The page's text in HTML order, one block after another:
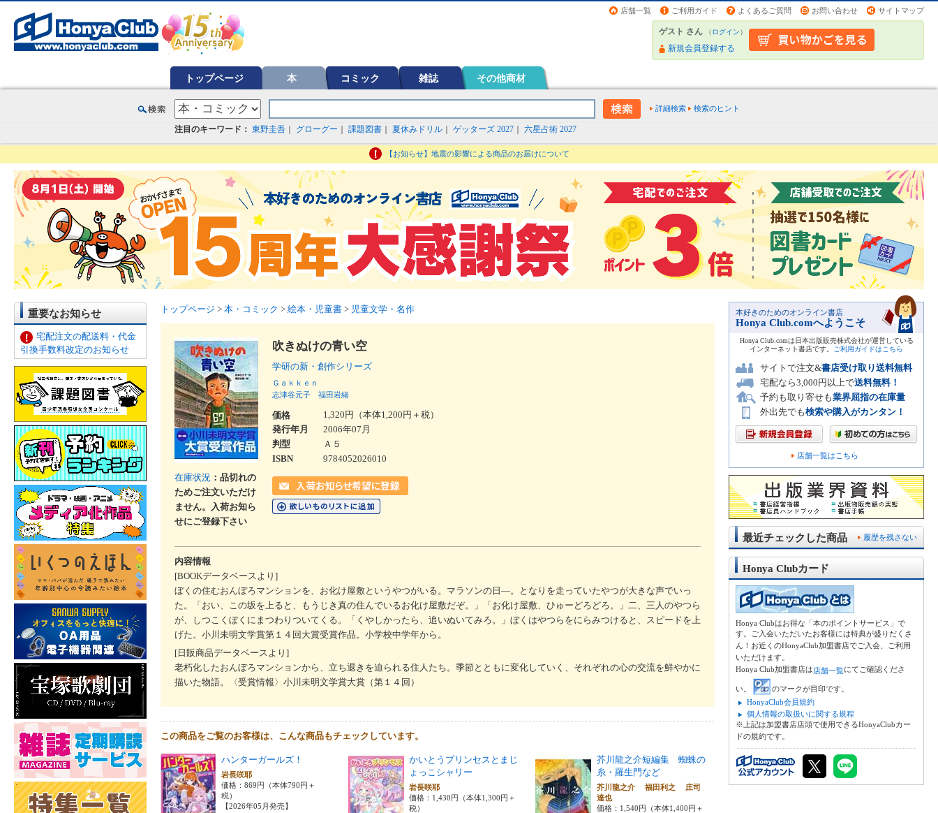
店舗一覧 ご利用ガイド よくあるご質問 お問い合わせ サイトマップ
ゲスト さん （ログイン）
新規会員登録する
トップページ 本 コミック 雑誌 その他商材
詳細検索 検索のヒント
注目のキーワード： 東野圭吾 グローグー 課題図書 夏休みドリル ゲッターズ 2027 六星占術 2027
【お知らせ】地震の影響による商品のお届けについて
重要なお知らせ
宅配注文の配送料・代金
引換手数料改定のお知らせ
トップページ > 本・コミック > 絵本・児童書 > 児童文学・名作
在庫状況 ：品切れの
ためご注文いただけ
ません。入荷お知ら
せにご登録下さい
吹きぬけの青い空
学研の新・創作シリーズ
Ｇａｋｋｅｎ
志津谷元子
福田岩緒
価格
1,320円（本体1,200円＋税）
発行年月
2006年07月
判型
Ａ５
ISBN
9784052026010
内容情報
[BOOKデータベースより]
ぼくの住むおんぼろマンションを、お化け屋敷というやつがいる。マラソンの日―。となりを走っていたやつが大きな声でいっ
た。「おい、この坂を上ると、もうじき真の住んでいるお化け屋敷だぞ。」「お化け屋敷、ひゅーどろどろ。」二、三人のやつら
が、しつこくぼくにまつわりついてくる。「くやしかったら、追いぬいてみろ。」ぼくはやつらをにらみつけると、スピードを上
げた。小川未明文学賞第１４回大賞受賞作品。小学校中学年から。
[日販商品データベースより]
老朽化したおんぼろマンションから、立ち退きを迫られる住人たち。季節とともに変化していく、それぞれの心の交流を鮮やかに
描いた物語。〈受賞情報〉小川未明文学賞大賞（第１４回）
この商品をご覧のお客様は、こんな商品もチェックしています。
ハンターガールズ！
岩長咲耶
価格：869円（本体790円＋
税）
【2026年05月発売】
かいとうプリンセスとまじ
ょっこシャリー
岩長咲耶
価格：1,430円（本体1,300円＋
税）
芥川龍之介短編集 蜘蛛の
糸・羅生門など
芥川龍之介 福田利之 庄司
達也
価格：1,540円（本体1,400円＋
本好きのためのオンライン書店
Honya Club.comへようこそ
Honya Club.comは日本出版販売株式会社が運営している
インターネット書店です。
ご利用ガイドはこちら
サイトで注文&書店受け取り送料無料
宅配なら3,000円以上で送料無料！
予約も取り寄せも業界屈指の在庫量
外出先でも検索や購入がカンタン！
店舗一覧はこちら
履歴を残さない
最近チェックした商品
Honya Clubカード
Honya Clubはお得な「本のポイントサービス」で
す。ご入会いただいたお客様には特典が盛りだくさ
ん！お近くのHonyaClub加盟書店でご入会、ご利用
いただけます。
Honya Club加盟書店は店舗一覧にてご確認くださ
い。
のマークが目印です。
HonyaClub会員規約
個人情報の取扱いに関する規程
※上記は加盟書店店頭で使用できるHonyaClubカー
ドの規約です。